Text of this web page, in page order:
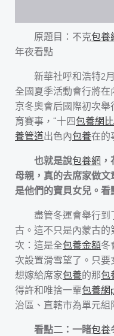
原題目：不克包養
年夜看點
新華社呼和浩特2
全國夏季活動會行將
京冬奧會后國際初次
育賽事，“十四包養網
養管道出色內包養在的
也就是說包養網
母親，真的去席家做
是他們的寶貝女兒。
盡管冬運會舉行到
古。這不只是內蒙古
次：這是全包養金額冬
次設置滑雪望了。只
想嫁給席家包養的那包
得許和唯捨一輩包養網
治區、直轄市為單元組
看點二：一睹包養